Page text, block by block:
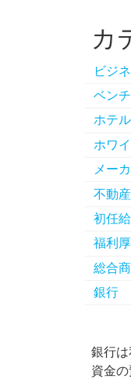
カ
ビジ
ベン
ホテル
ホワ
メー
不動産
初任給
福利
総合
銀行
銀行
資金